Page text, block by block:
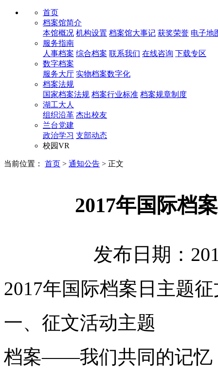
首页
档案馆简介
本馆概况 机构设置 档案馆大事记 获奖荣誉 电子地
服务指南
人事档案 综合档案 联系我们 在线咨询 下载专区
数字档案
服务大厅 实物档案数字化
档案法规
国家档案法规 档案行业标准 档案规章制度
湖工大人
组织沿革 杰出校友
兰台党建
政治学习 支部动态
校园VR
当前位置： 首页 > 通知公告 > 正文
2017年国际档
发布日期：
2017年国际档案日主题
一、征文活动主题
档案——我们共同的记忆